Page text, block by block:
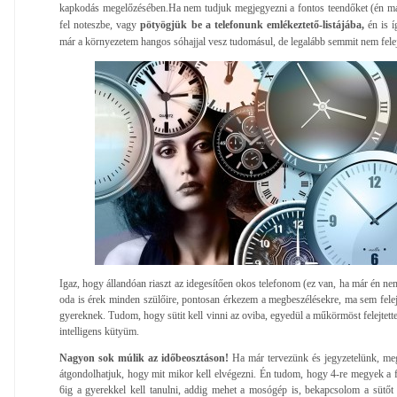
kapkodás megelőzésében. Ha nem tudjuk megjegyezni a fontos teendőket (én
fel noteszbe, vagypötyögjük be a telefonunk emlékeztető-listájába,én is
már a környezetem hangos sóhajjal vesz tudomásul, de legalább semmit nem
Igaz, hogy állandóan riaszt az idegesítően okos telefonom (ez van, ha már én
oda is érek minden szülőire, pontosan érkezem a megbeszélésekre, ma sem
gyereknek. Tudom, hogy sütit kell vinni az oviba, egyedül a műkörmöst
intelligens kütyüm.
Nagyon sok múlik az időbeosztáson! Ha már tervezünk és jegyzetelünk,
átgondolhatjuk, hogy mit mikor kell elvégezni. Én tudom, hogy 4-re megyek a
6ig a gyerekkel kell tanulni, addig mehet a mosógép is, bekapcsolom a